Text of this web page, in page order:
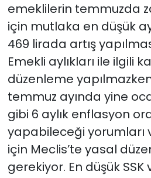
emeklilerin temmuzda
için mutlaka en düşük
469 lirada artış
Emekli aylıkları ile ilgili
düzenleme
temmuz ayında yine
gibi 6 aylık enflasyon
yapabileceği yorumları
için Meclis’te yasal
gerekiyor. En düşük